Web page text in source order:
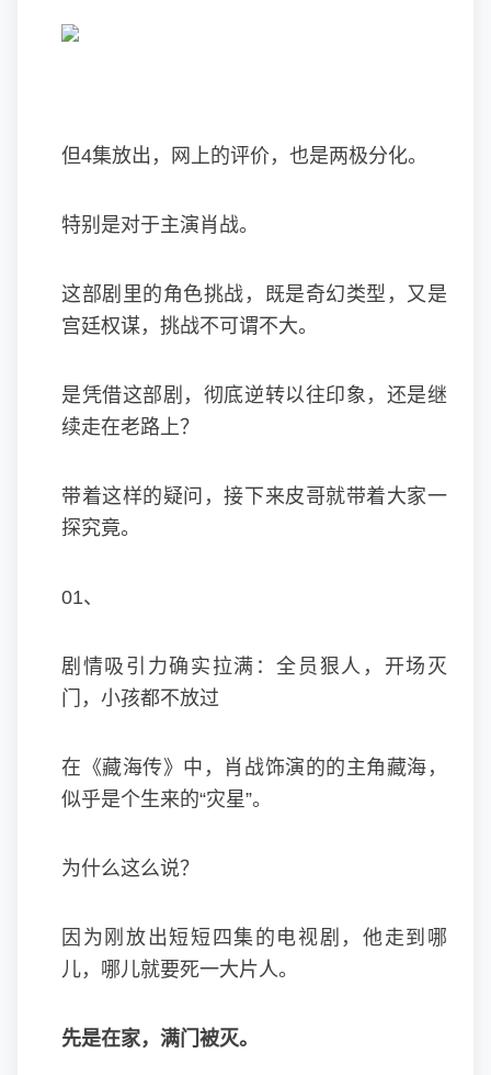
但4集放出，网上的评价，也是两极分化。
特别是对于主演肖战。
这部剧里的角色挑战，既是奇幻类型，又是
宫廷权谋，挑战不可谓不大。
是凭借这部剧，彻底逆转以往印象，还是继
续走在老路上？
带着这样的疑问，接下来皮哥就带着大家一
探究竟。
01、
剧情吸引力确实拉满：全员狠人，开场灭
门，小孩都不放过
在《藏海传》中，肖战饰演的的主角藏海，
似乎是个生来的“灾星”。
为什么这么说？
因为刚放出短短四集的电视剧，他走到哪
儿，哪儿就要死一大片人。
先是在家，满门被灭。